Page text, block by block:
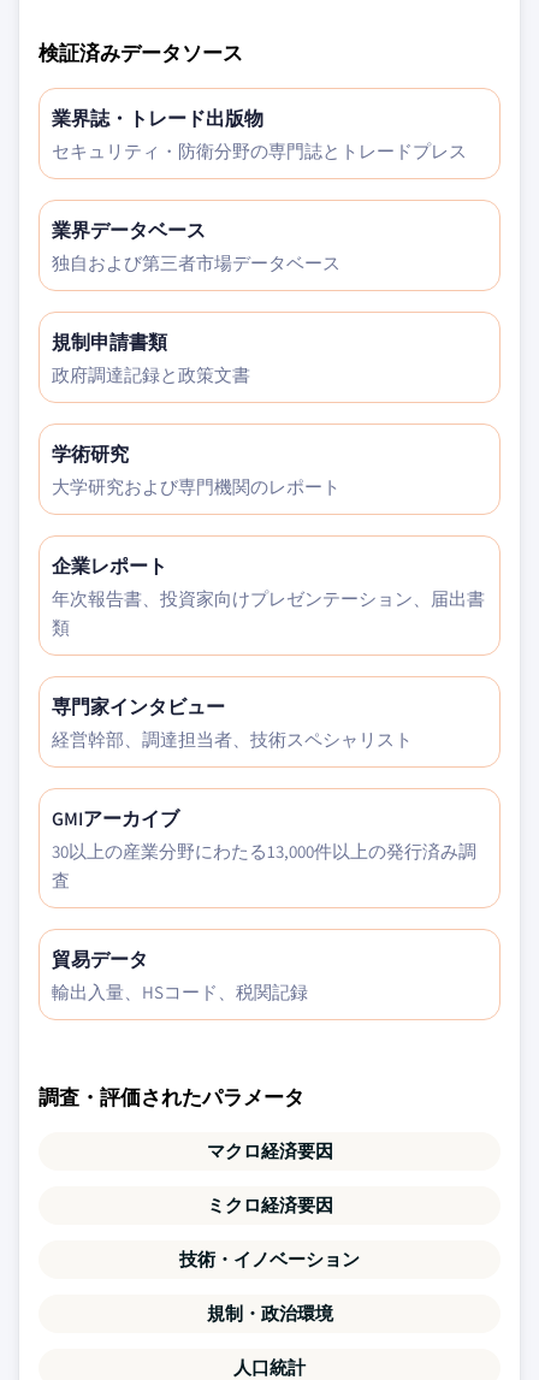
検証済みデータソース
業界誌・トレード出版物
セキュリティ・防衛分野の専門誌とトレードプレス
業界データベース
独自および第三者市場データベース
規制申請書類
政府調達記録と政策文書
学術研究
大学研究および専門機関のレポート
企業レポート
年次報告書、投資家向けプレゼンテーション、届出書
類
専門家インタビュー
経営幹部、調達担当者、技術スペシャリスト
GMIアーカイブ
30以上の産業分野にわたる13,000件以上の発行済み調
査
貿易データ
輸出入量、HSコード、税関記録
調査・評価されたパラメータ
マクロ経済要因
ミクロ経済要因
技術・イノベーション
規制・政治環境
人口統計